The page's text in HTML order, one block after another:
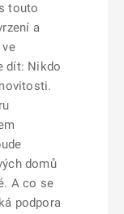
touto
a
dít: Nikdo
domů
A co se
podpora